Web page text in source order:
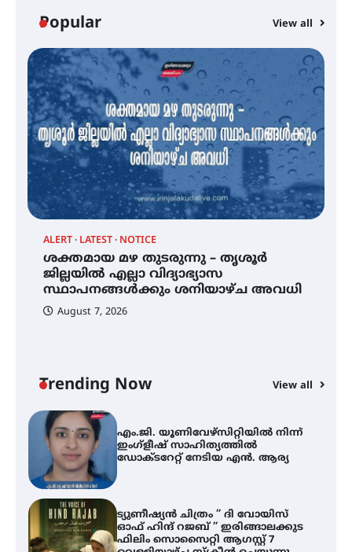
Popular View all
ALERT LATEST NOTICE
ശക്തമായ മഴ തുടരുന്നു – തൃശൂർ
ജില്ലയിൽ എല്ലാ വിദ്യാഭ്യാസ
സ്ഥാപനങ്ങൾക്കും ശനിയാഴ്ച അവധി
August 7, 2026
Trending Now View all
സെന്റ് ജോസഫ്സ് കോളജ്
കോമേഴ്‌സ് അസോസിയേഷന്
തുടക്കമായി
കോമേഴ്സ് എക്സ്പോയുമായി
എസ് എൻ ഹയർ സെക്കൻഡറി
വിദ്യാർത്ഥികൾ
2026 കവിതാ ചർച്ച കാട്ടൂർ, ടി. കെ.
ബാലൻ ഹാളിൽ 16ന്
എം.ജി. യൂണിവേഴ്‌സിറ്റിയിൽ നിന്ന്
ഇംഗ്ളീഷ് സാഹിത്യത്തിൽ
ഡോക്ടറേറ്റ് നേടിയ എൻ. ആര്യ
ട്യുണീഷ്യൻ ചിത്രം ” ദി വോയിസ്
ഓഫ് ഹിന്ദ് റജബ് ” ഇരിങ്ങാലക്കുട
ഫിലിം സൊസൈറ്റി ആഗസ്റ്റ് 7
വെള്ളിയാഴ്ച സ്‌ക്രീൻ ചെയ്യുന്നു